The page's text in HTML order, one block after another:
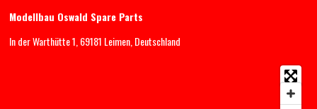
Modellbau Oswald Spare Parts
In der Warthütte 1, 69181 Leimen, Deutschland